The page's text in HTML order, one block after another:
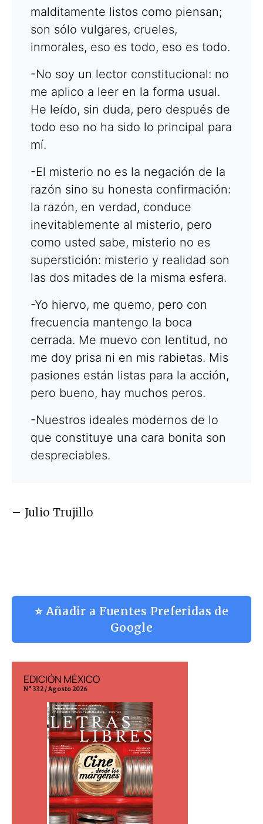
malditamente listos como piensan;
son sólo vulgares, crueles,
inmorales, eso es todo, eso es todo.
-No soy un lector constitucional: no
me aplico a leer en la forma usual.
He leído, sin duda, pero después de
todo eso no ha sido lo principal para
mí.
-El misterio no es la negación de la
razón sino su honesta confirmación:
la razón, en verdad, conduce
inevitablemente al misterio, pero
como usted sabe, misterio no es
superstición: misterio y realidad son
las dos mitades de la misma esfera.
-Yo hiervo, me quemo, pero con
frecuencia mantengo la boca
cerrada. Me muevo con lentitud, no
me doy prisa ni en mis rabietas. Mis
pasiones están listas para la acción,
pero bueno, hay muchos peros.
-Nuestros ideales modernos de lo
que constituye una cara bonita son
despreciables.
– Julio Trujillo
⭐ Añadir a Fuentes Preferidas de
Google
EDICIÓN MÉXICO
N° 332 / Agosto 2026